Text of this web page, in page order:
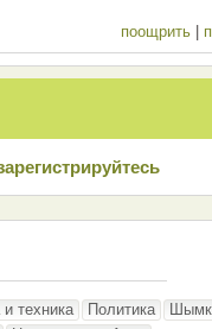
поощрить
и техника Политика